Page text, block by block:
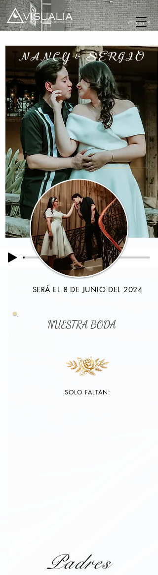
CLIENTES
SERÁ EL 8 DE JUNIO DEL 2024
NUESTRA BODA
SOLO FALTAN:
NANCY & SERGIO
Padres